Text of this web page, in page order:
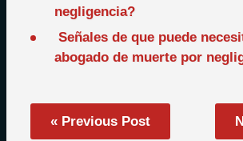
negligencia?
Señales de que puede
abogado de muerte por
« Previous Post